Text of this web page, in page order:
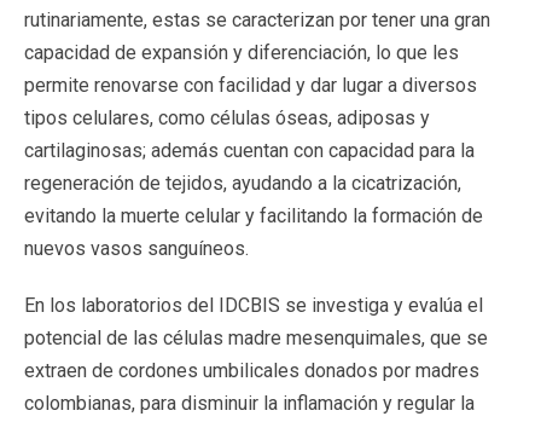
rutinariamente, estas se caracterizan por tener una gran
capacidad de expansión y diferenciación, lo que les
permite renovarse con facilidad y dar lugar a diversos
tipos celulares, como células óseas, adiposas y
cartilaginosas; además cuentan con capacidad para la
regeneración de tejidos, ayudando a la cicatrización,
evitando la muerte celular y facilitando la formación de
nuevos vasos sanguíneos.
En los laboratorios del IDCBIS se investiga y evalúa el
potencial de las células madre mesenquimales, que se
extraen de cordones umbilicales donados por madres
colombianas, para disminuir la inflamación y regular la